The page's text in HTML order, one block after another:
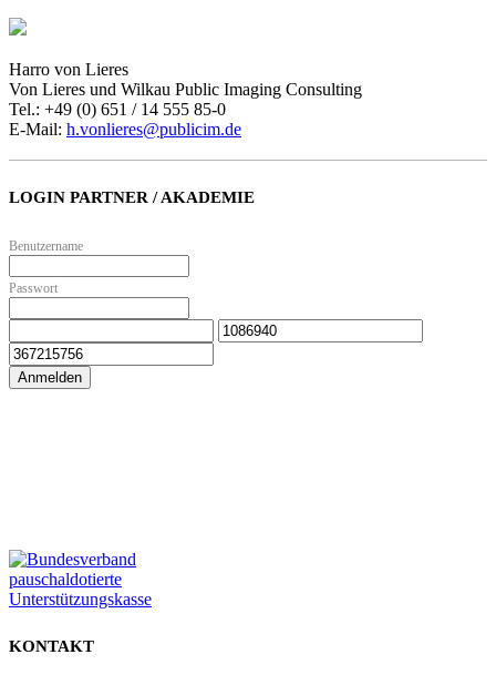
Harro von Lieres
Von Lieres und Wilkau Public Imaging Consulting
Tel.: +49 (0) 651 / 14 555 85-0
E-Mail: h.vonlieres@publicim.de
LOGIN PARTNER / AKADEMIE
Benutzername
Passwort
Anmelden
KONTAKT